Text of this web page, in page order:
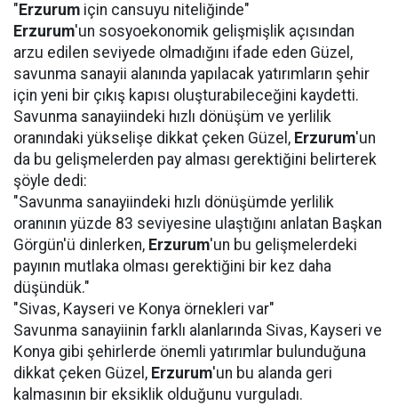
" Erzurum için cansuyu niteliğinde"
Erzurum'un sosyoekonomik gelişmişlik açısından
arzu edilen seviyede olmadığını ifade eden Güzel,
savunma sanayii alanında yapılacak yatırımların şehir
için yeni bir çıkış kapısı oluşturabileceğini kaydetti.
Savunma sanayiindeki hızlı dönüşüm ve yerlilik
oranındaki yükselişe dikkat çeken Güzel, Erzurum'un
da bu gelişmelerden pay alması gerektiğini belirterek
şöyle dedi:
"Savunma sanayiindeki hızlı dönüşümde yerlilik
oranının yüzde 83 seviyesine ulaştığını anlatan Başkan
Görgün'ü dinlerken, Erzurum'un bu gelişmelerdeki
payının mutlaka olması gerektiğini bir kez daha
düşündük."
"Sivas, Kayseri ve Konya örnekleri var"
Savunma sanayiinin farklı alanlarında Sivas, Kayseri ve
Konya gibi şehirlerde önemli yatırımlar bulunduğuna
dikkat çeken Güzel, Erzurum'un bu alanda geri
kalmasının bir eksiklik olduğunu vurguladı.